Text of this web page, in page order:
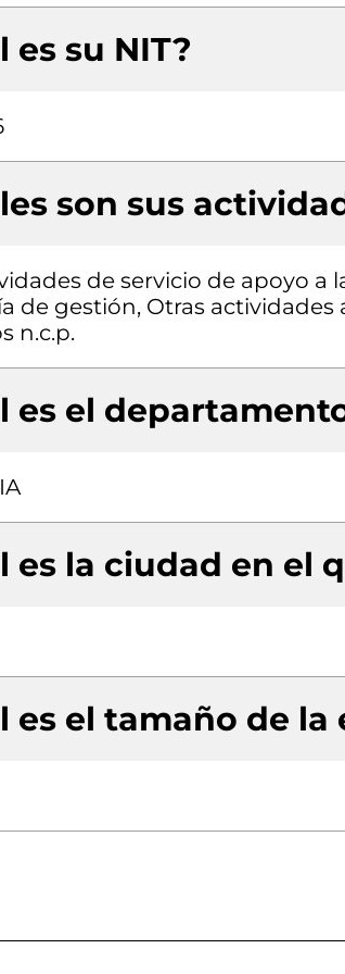
es su NIT?
son sus
de servicio de apoyo a
de gestión, Otras actividades
n.c.p.
es el
es la ciudad en el
es el tamaño de la